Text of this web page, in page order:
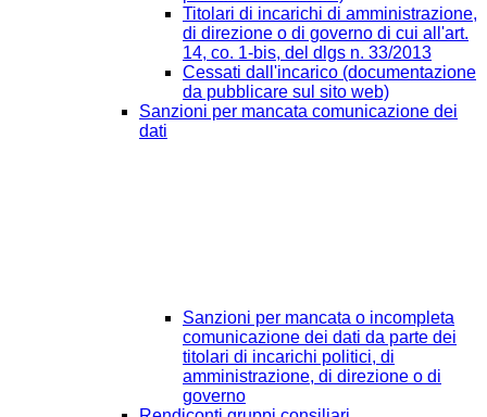
Titolari di incarichi di amministrazione,
di direzione o di governo di cui all'art.
14, co. 1-bis, del dlgs n. 33/2013
Cessati dall'incarico (documentazione
da pubblicare sul sito web)
Sanzioni per mancata comunicazione dei
dati
Sanzioni per mancata o incompleta
comunicazione dei dati da parte dei
titolari di incarichi politici, di
amministrazione, di direzione o di
governo